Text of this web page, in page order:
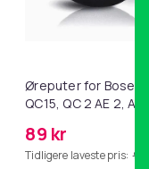
6-rørs
Øreputer for Bose
QC15, QC 2 AE 2, AE
89 kr
Tidligere laveste pris: 99